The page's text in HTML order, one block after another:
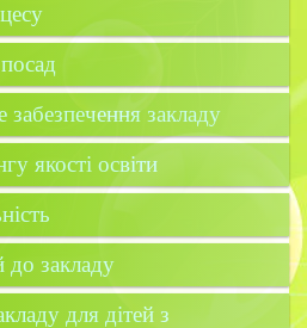
забезпечення закладу
якості освіти
закладу
для дітей з